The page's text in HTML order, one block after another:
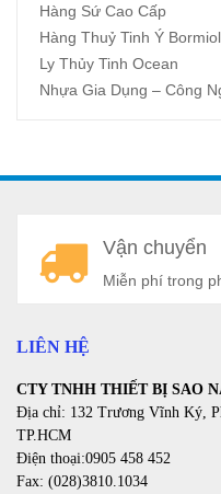
Hàng Sứ Cao Cấp
Hàng Thuỷ Tinh Ý
Ly Thủy Tinh Ocean
Nhựa Gia Dụng – Công
Vận chuyển
Miễn phí trong
LIÊN HỆ
CTY TNHH THIẾT BỊ SAO
Địa chỉ: 132 Trương Vĩnh Ký,
TP.HCM
Điện thoại:0905 458 452
Fax: (028)3810.1034